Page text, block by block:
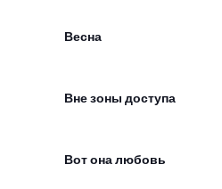
Весна
Вне зоны доступа
Вот она любовь